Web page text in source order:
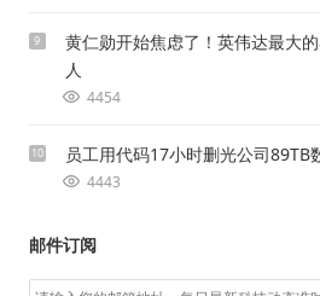
9
黄仁勋开始焦虑了！英伟达最大
人
4454
10 员工用代码17小时删光公司89TB
4443
邮件订阅